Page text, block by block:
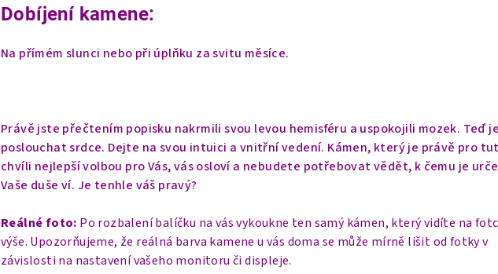
Dobíjení kamene:
Na přímém slunci nebo při úplňku za svitu měsíce.
Právě jste přečtením popisku nakrmili svou levou hemisféru a uspokojili mozek. Teď
poslouchat srdce. Dejte na svou intuici a vnitřní vedení. Kámen, který je právě pro
chvíli nejlepší volbou pro Vás, vás osloví a nebudete potřebovat vědět, k čemu je
Vaše duše ví. Je tenhle váš pravý?
Reálné foto: Po rozbalení balíčku na vás vykoukne ten samý kámen, který vidíte na
výše. Upozorňujeme, že reálná barva kamene u vás doma se může mírně lišit od fotky v
závislosti na nastavení vašeho monitoru či displeje.